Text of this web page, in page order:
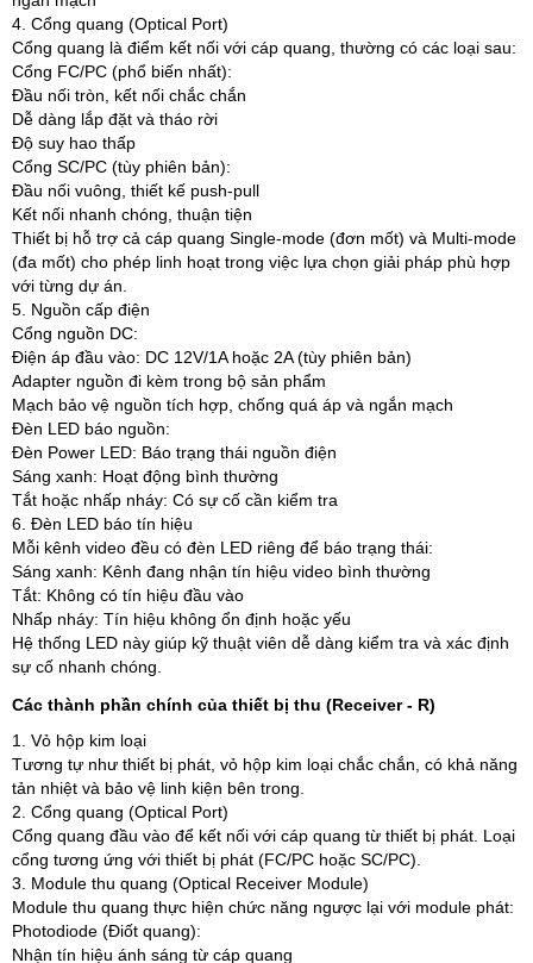
4. Cổng quang (Optical Port)
Cổng quang là điểm kết nối với cáp quang, thường có các loại sau:
Cổng FC/PC (phổ biến nhất):
Đầu nối tròn, kết nối chắc chắn
Dễ dàng lắp đặt và tháo rời
Độ suy hao thấp
Cổng SC/PC (tùy phiên bản):
Đầu nối vuông, thiết kế push-pull
Kết nối nhanh chóng, thuận tiện
Thiết bị hỗ trợ cả cáp quang Single-mode (đơn mốt) và Multi-mode
(đa mốt) cho phép linh hoạt trong việc lựa chọn giải pháp phù hợp
với từng dự án.
5. Nguồn cấp điện
Cổng nguồn DC:
Điện áp đầu vào: DC 12V/1A hoặc 2A (tùy phiên bản)
Adapter nguồn đi kèm trong bộ sản phẩm
Mạch bảo vệ nguồn tích hợp, chống quá áp và ngắn mạch
Đèn LED báo nguồn:
Đèn Power LED: Báo trạng thái nguồn điện
Sáng xanh: Hoạt động bình thường
Tắt hoặc nhấp nháy: Có sự cố cần kiểm tra
6. Đèn LED báo tín hiệu
Mỗi kênh video đều có đèn LED riêng để báo trạng thái:
Sáng xanh: Kênh đang nhận tín hiệu video bình thường
Tắt: Không có tín hiệu đầu vào
Nhấp nháy: Tín hiệu không ổn định hoặc yếu
Hệ thống LED này giúp kỹ thuật viên dễ dàng kiểm tra và xác định
sự cố nhanh chóng.
Các thành phần chính của thiết bị thu (Receiver - R)
1. Vỏ hộp kim loại
Tương tự như thiết bị phát, vỏ hộp kim loại chắc chắn, có khả năng
tản nhiệt và bảo vệ linh kiện bên trong.
2. Cổng quang (Optical Port)
Cổng quang đầu vào để kết nối với cáp quang từ thiết bị phát. Loại
cổng tương ứng với thiết bị phát (FC/PC hoặc SC/PC).
3. Module thu quang (Optical Receiver Module)
Module thu quang thực hiện chức năng ngược lại với module phát:
Photodiode (Điốt quang):
Nhận tín hiệu ánh sáng từ cáp quang